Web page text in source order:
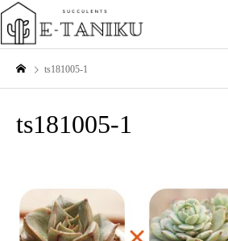
ts181005-1
ts181005-1